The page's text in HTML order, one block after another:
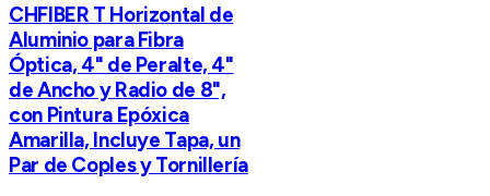
CHFIBER T Horizontal de
Aluminio para Fibra
Óptica, 4" de Peralte, 4"
de Ancho y Radio de 8",
con Pintura Epóxica
Amarilla, Incluye Tapa, un
Par de Coples y Tornillería